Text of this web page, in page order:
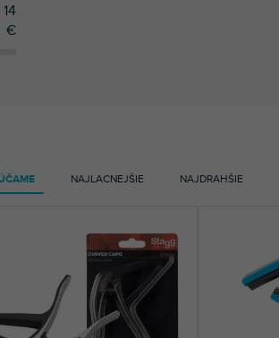
NAJLACNEJŠIE NAJDRAHŠIE
14
€